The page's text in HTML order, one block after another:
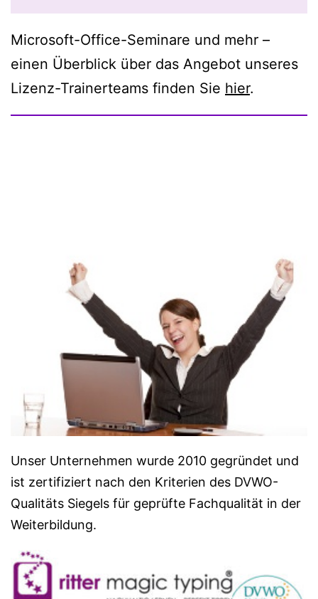
Microsoft-Office-Seminare und mehr –
einen Überblick über das Angebot unseres
Lizenz-Trainerteams finden Sie hier.
Unser Unternehmen wurde 2010 gegründet und
ist zertifiziert nach den Kriterien des DVWO-
Qualitäts Siegels für geprüfte Fachqualität in der
Weiterbildung.